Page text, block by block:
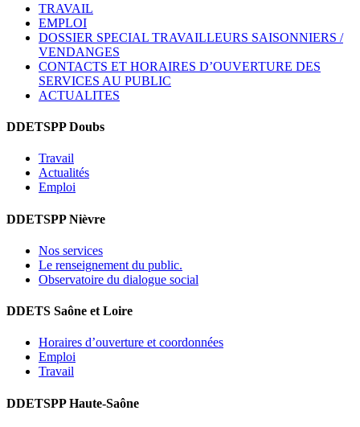
TRAVAIL
EMPLOI
DOSSIER SPECIAL TRAVAILLEURS SAISONNIERS /
VENDANGES
CONTACTS ET HORAIRES D’OUVERTURE DES
SERVICES AU PUBLIC
ACTUALITES
DDETSPP Doubs
Travail
Actualités
Emploi
DDETSPP Nièvre
Nos services
Le renseignement du public.
Observatoire du dialogue social
DDETS Saône et Loire
Horaires d’ouverture et coordonnées
Emploi
Travail
DDETSPP Haute-Saône